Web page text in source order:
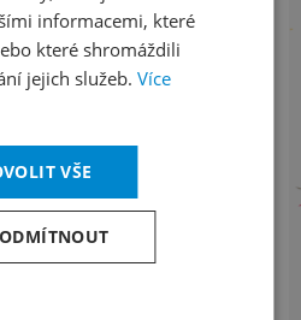
newsletteru
první v obraze
NEWSLETTER
sociálních sítích
informacemi, které
které shromáždili
jejich služeb. Více
VŠE